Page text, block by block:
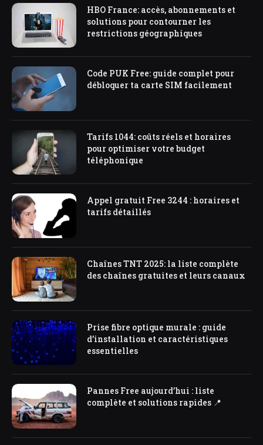
HBO France: accès, abonnements et
solutions pour contourner les
restrictions géographiques
Code PUK Free: guide complet pour
débloquer ta carte SIM facilement
Tarifs 1044: coûts réels et horaires
pour optimiser votre budget
téléphonique
Appel gratuit Free 3244 : horaires et
tarifs détaillés
Chaînes TNT 2025: la liste complète
des chaînes gratuites et leurs canaux
Prise fibre optique murale : guide
d’installation et caractéristiques
essentielles
Pannes Free aujourd’hui : liste
complète et solutions rapides 📍